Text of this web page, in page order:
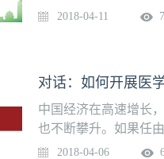
的抗击打能力和反应
对于自然客观世界的
不如死其实是因为生
的亲戚朋友好活好死
时候少痛苦、有尊严
2018-04-11
对话：如何开展医
中国经济在高速增长
也不断攀升。如果任
获得感会大打折扣。
2018-04-06